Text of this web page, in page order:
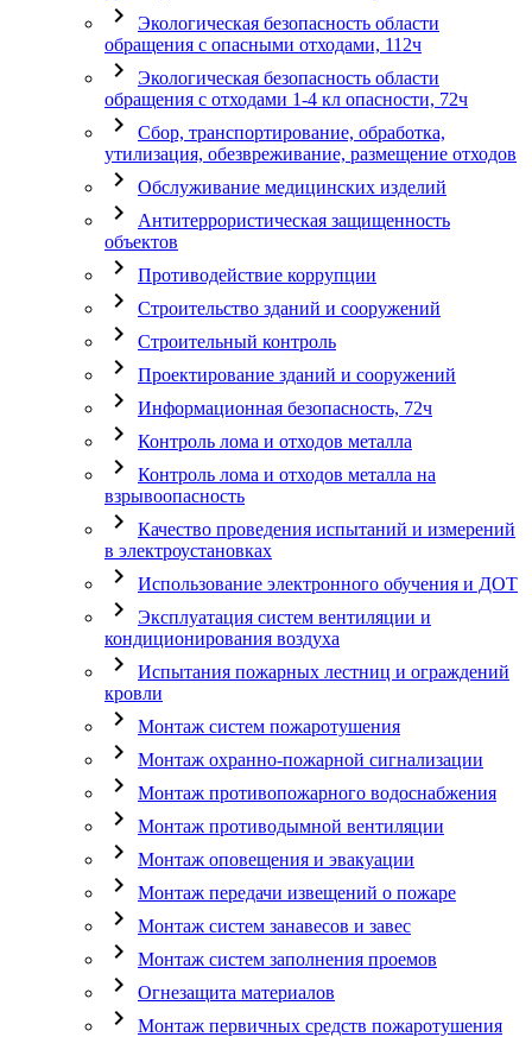
chevron_right
Экологическая безопасность области
обращения с опасными отходами, 112ч
chevron_right
Экологическая безопасность области
обращения с отходами 1-4 кл опасности, 72ч
chevron_right
Сбор, транспортирование, обработка,
утилизация, обезвреживание, размещение отходов
chevron_right Обслуживание медицинских изделий
chevron_right
Антитеррористическая защищенность
объектов
chevron_right Противодействие коррупции
chevron_right Строительство зданий и сооружений
chevron_right Строительный контроль
chevron_right Проектирование зданий и сооружений
chevron_right Информационная безопасность, 72ч
chevron_right Контроль лома и отходов металла
chevron_right
Контроль лома и отходов металла на
взрывоопасность
chevron_right
Качество проведения испытаний и измерений
в электроустановках
chevron_right Использование электронного обучения и ДОТ
chevron_right
Эксплуатация систем вентиляции и
кондиционирования воздуха
chevron_right
Испытания пожарных лестниц и ограждений
кровли
chevron_right Монтаж систем пожаротушения
chevron_right Монтаж охранно-пожарной сигнализации
chevron_right Монтаж противопожарного водоснабжения
chevron_right Монтаж противодымной вентиляции
chevron_right Монтаж оповещения и эвакуации
chevron_right Монтаж передачи извещений о пожаре
chevron_right Монтаж систем занавесов и завес
chevron_right Монтаж систем заполнения проемов
chevron_right Огнезащита материалов
chevron_right Монтаж первичных средств пожаротушения